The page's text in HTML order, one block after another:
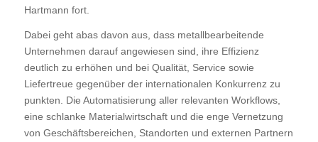
Hartmann fort.
Dabei geht abas davon aus, dass metallbearbeitende
Unternehmen darauf angewiesen sind, ihre Effizienz
deutlich zu erhöhen und bei Qualität, Service sowie
Liefertreue gegenüber der internationalen Konkurrenz zu
punkten. Die Automatisierung aller relevanten Workflows,
eine schlanke Materialwirtschaft und die enge Vernetzung
von Geschäftsbereichen, Standorten und externen Partnern